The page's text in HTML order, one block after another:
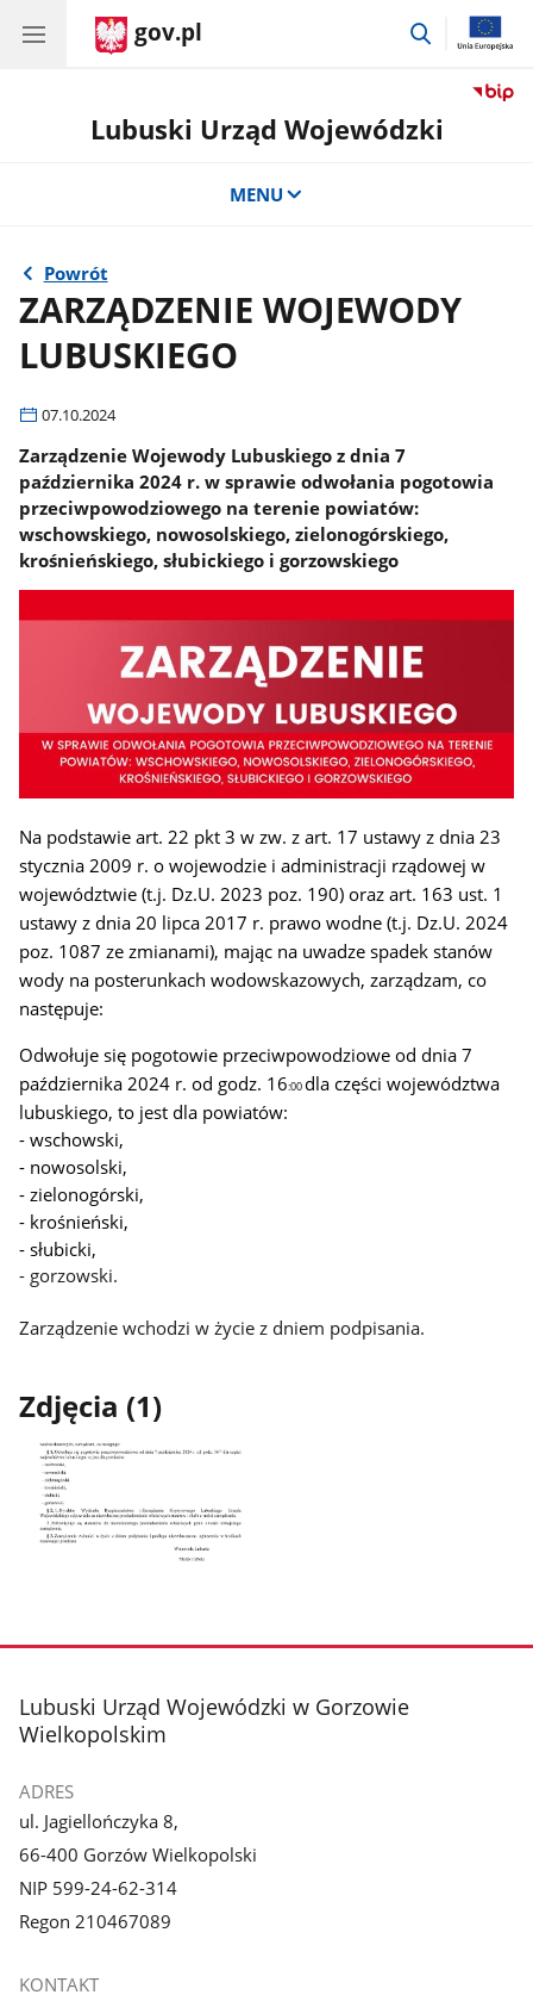
gov.pl
przejdź
Lubuski Urząd Wojewódzki
MENU
Powrót
ZARZĄDZENIE WOJEWODY
LUBUSKIEGO
07.10.2024
Zarządzenie Wojewody Lubuskiego z dnia 7
października 2024 r. w sprawie odwołania pogotowia
przeciwpowodziowego na terenie powiatów:
wschowskiego, nowosolskiego, zielonogórskiego,
krośnieńskiego, słubickiego i gorzowskiego
Na podstawie art. 22 pkt 3 w zw. z art. 17 ustawy z dnia 23
stycznia 2009 r. o wojewodzie i administracji rządowej w
województwie (t.j. Dz.U. 2023 poz. 190) oraz art. 163 ust. 1
ustawy z dnia 20 lipca 2017 r. prawo wodne (t.j. Dz.U. 2024
poz. 1087 ze zmianami), mając na uwadze spadek stanów
wody na posterunkach wodowskazowych, zarządzam, co
następuje:
Odwołuje się pogotowie przeciwpowodziowe od dnia 7
października 2024 r. od godz. 16:00dla części województwa
lubuskiego, to jest dla powiatów:
- wschowski,
- nowosolski,
- zielonogórski,
- krośnieński,
- słubicki,
- gorzowski.
Zarządzenie wchodzi w życie z dniem podpisania.
Zdjęcia (1)
zdjęcie
galerii.
stopka
Lubuski Urząd Wojewódzki w Gorzowie
Wielkopolskim
ADRES
ul. Jagiellończyka 8,
66-400 Gorzów Wielkopolski
NIP 599-24-62-314
Regon 210467089
KONTAKT